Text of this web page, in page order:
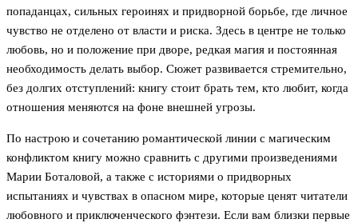
попаданцах, сильных героинях и придворной борьбе, где личное
чувство не отделено от власти и риска. Здесь в центре не только
любовь, но и положение при дворе, редкая магия и постоянная
необходимость делать выбор. Сюжет развивается стремительно,
без долгих отступлений: книгу стоит брать тем, кто любит, когда
отношения меняются на фоне внешней угрозы.
По настрою и сочетанию романтической линии с магическим
конфликтом книгу можно сравнить с другими произведениями
Марии Боталовой, а также с историями о придворных
испытаниях и чувствах в опасном мире, которые ценят читатели
любовного и приключенческого фэнтези. Если вам близки первые